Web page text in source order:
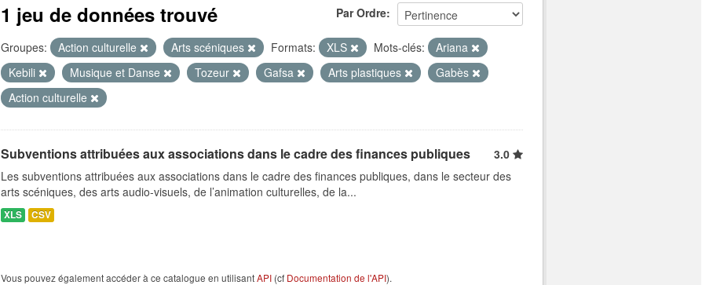
Par Ordre
1 jeu de données trouvé
Groupes: Action culturelle Arts scéniques Formats: XLS Mots-clés:
Ariana
Kebili
Musique et Danse Tozeur Gafsa Arts plastiques
Gabès
Action culturelle
Subventions attribuées aux associations dans le cadre des finances publiques
3.0
Les subventions attribuées aux associations dans le cadre des finances publiques, dans le secteur des
arts scéniques, des arts audio-visuels, de l’animation culturelles, de la...
XLS CSV
Vous pouvez également accéder à ce catalogue en utilisantAPI (cf Documentation de l'API).